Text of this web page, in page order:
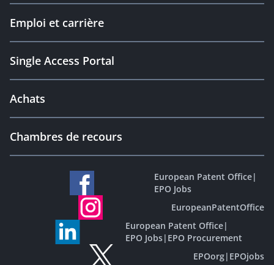
Emploi et carrière
Single Access Portal
Achats
Chambres de recours
European Patent Office|
EPO Jobs
EuropeanPatentOffice
European Patent Office|
EPO Jobs| EPO Procurement
EPOorg| EPOjobs